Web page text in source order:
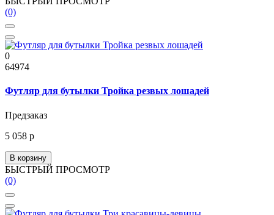
(0)
0
64974
Футляр для бутылки Тройка резвых лошадей
Предзаказ
5 058 р
В корзину
БЫСТРЫЙ ПРОСМОТР
(0)